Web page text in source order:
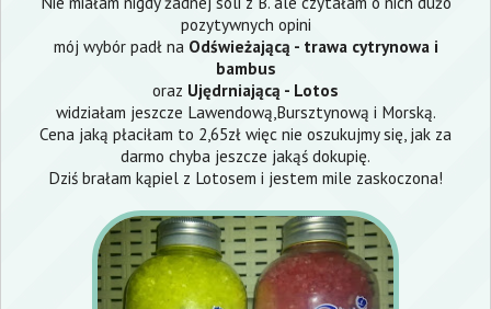
pozytywnych opini
mój wybór padł na Odświeżającą - trawa cytrynowa i
bambus
oraz Ujędrniającą - Lotos
widziałam jeszcze Lawendową,Bursztynową i Morską.
Cena jaką płaciłam to 2,65zł więc nie oszukujmy się, jak za
darmo chyba jeszcze jakąś dokupię.
Dziś brałam kąpiel z Lotosem i jestem mile zaskoczona!